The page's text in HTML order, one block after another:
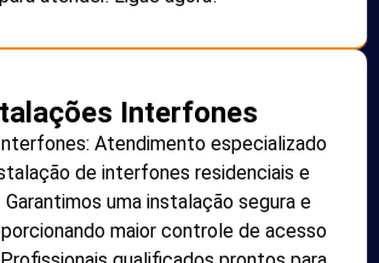
Interfones
Atendimento especializado
de interfones residenciais e
uma instalação segura e
maior controle de acesso